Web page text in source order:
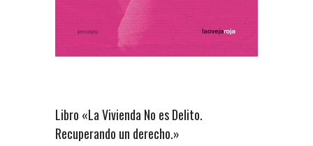
Libro «La Vivienda No es Delito.
Recuperando un derecho.»